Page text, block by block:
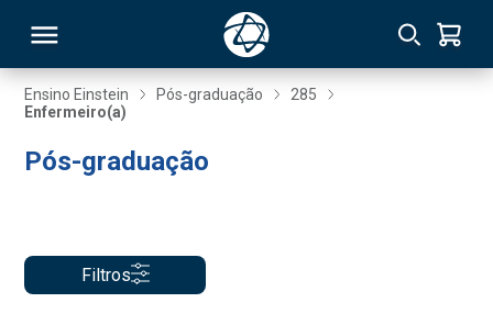
Ensino Einstein Pós-graduação
285
Enfermeiro(a)
Pós-graduação
Filtros